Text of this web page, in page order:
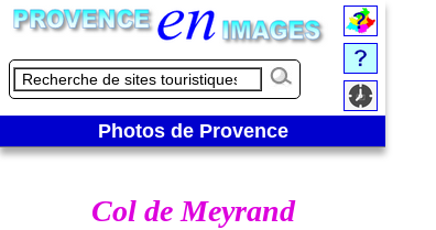
Photos de Provence
Col de Meyrand